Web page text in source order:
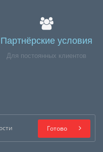
Партнёрские условия
Для постоянных клиентов
Готово